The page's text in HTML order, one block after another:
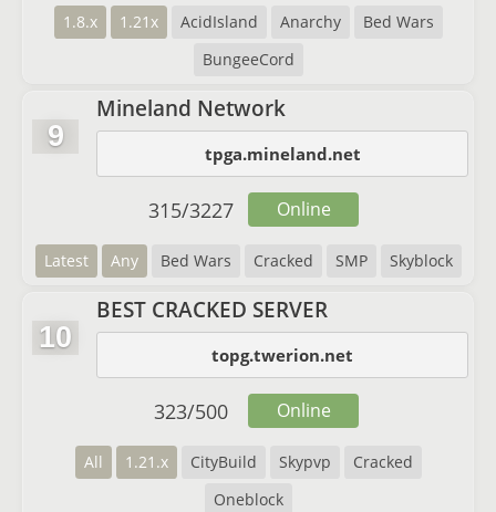
1.8.x 1.21x AcidIsland Anarchy
Bed Wars
BungeeCord
9
Mineland Network
tpga.mineland.net
Latest Any Bed Wars Cracked SMP Skyblock
315/3227 Online
10
BEST CRACKED SERVER
topg.twerion.net
All 1.21.x CityBuild Skypvp
Cracked
Oneblock
323/500 Online